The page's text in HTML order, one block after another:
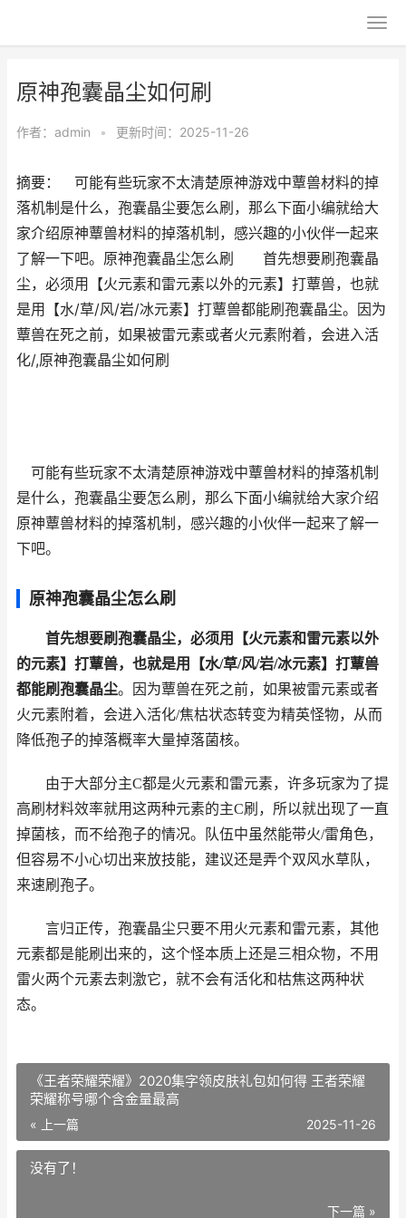
原神孢囊晶尘如何刷
作者： admin • 更新时间：2025-11-26
摘要： 可能有些玩家不太清楚原神游戏中蕈兽材料的掉
落机制是什么，孢囊晶尘要怎么刷，那么下面小编就给大
家介绍原神蕈兽材料的掉落机制，感兴趣的小伙伴一起来
了解一下吧。原神孢囊晶尘怎么刷 首先想要刷孢囊晶
尘，必须用【火元素和雷元素以外的元素】打蕈兽，也就
是用【水/草/风/岩/冰元素】打蕈兽都能刷孢囊晶尘。因为
蕈兽在死之前，如果被雷元素或者火元素附着，会进入活
化/,原神孢囊晶尘如何刷
可能有些玩家不太清楚原神游戏中蕈兽材料的掉落机制
是什么，孢囊晶尘要怎么刷，那么下面小编就给大家介绍
原神蕈兽材料的掉落机制，感兴趣的小伙伴一起来了解一
下吧。
原神孢囊晶尘怎么刷
首先想要刷孢囊晶尘，必须用【火元素和雷元素以外
的元素】打蕈兽，也就是用【水/草/风/岩/冰元素】打蕈兽
都能刷孢囊晶尘。因为蕈兽在死之前，如果被雷元素或者
火元素附着，会进入活化/焦枯状态转变为精英怪物，从而
降低孢子的掉落概率大量掉落菌核。
由于大部分主C都是火元素和雷元素，许多玩家为了提
高刷材料效率就用这两种元素的主C刷，所以就出现了一直
掉菌核，而不给孢子的情况。队伍中虽然能带火/雷角色，
但容易不小心切出来放技能，建议还是弄个双风水草队，
来速刷孢子。
言归正传，孢囊晶尘只要不用火元素和雷元素，其他
元素都是能刷出来的，这个怪本质上还是三相众物，不用
雷火两个元素去刺激它，就不会有活化和枯焦这两种状
态。
《王者荣耀荣耀》2020集字领皮肤礼包如何得 王者荣耀
荣耀称号哪个含金量最高
« 上一篇 2025-11-26
没有了！
下一篇 »